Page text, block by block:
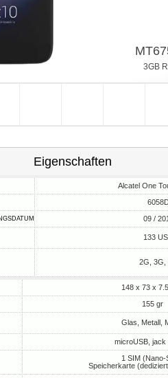
3GB
Eigenschaften
Alcatel One
09 /
133
2G, 3G,
148 x 73 x
155 gr
Glas, Metall,
microUSB, jack
1 SIM (Nano-
Speicherkarte